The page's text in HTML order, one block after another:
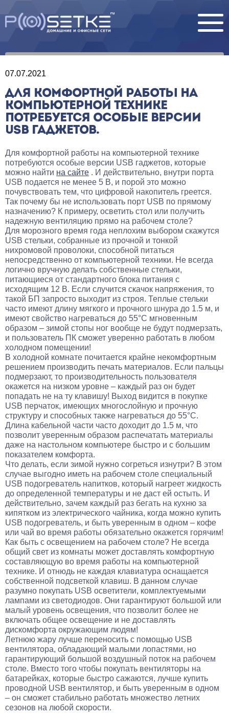
07.07.2021
ДЛЯ КОМФОРТНОЙ РАБОТЫ НА
КОМПЬЮТЕРНОЙ ТЕХНИКЕ
ПОТРЕБУЕТСЯ ОСОБЫЕ ВЕРСИИ
USB ГАДЖЕТОВ.
Для комфортной работы на компьютерной технике
потребуются особые версии USB гаджетов, которые
можно найти на сайте . И действительно, внутри порта
USB подается не менее 5 В, и порой это можно
почувствовать тем, что цифровой накопитель греется.
Так почему бы не использовать порт USB по прямому
назначению? К примеру, осветить стол или получить
надежную вентиляцию прямо на рабочем столе?
Для морозного время года неплохим выбором скажутся
USB стельки, собранные из прочной и тонкой
нихромовой проволоки, способной питаться
непосредственно от компьютерной техники. Не всегда
логично вручную делать собственные стельки,
питающиеся от стандартного блока питания с
исходящим 12 В. Если случится скачок напряжения, то
такой БП запросто выходит из строя. Теплые стельки
часто имеют длину мягкого и прочного шнура до 1.5 м, и
имеют свойство нагреваться до 55°C мгновенным
образом – зимой стопы ног вообще не будут подмерзать,
и пользователь ПК сможет уверенно работать в любом
холодном помещении!
В холодной комнате почитается крайне некомфортным
решением производить печать материалов. Если пальцы
подмерзают, то производительность пользователя
окажется на низком уровне – каждый раз он будет
попадать не на ту клавишу! Выход видится в покупке
USB перчаток, имеющих многослойную и прочную
структуру и способных также нагреваться до 55°C.
Длина кабельной части часто доходит до 1.5 м, что
позволит уверенным образом распечатать материалы
даже на настольном компьютере быстро и с большим
показателем комфорта.
Что делать, если зимой нужно согреться изнутри? В этом
случае выгодно иметь на рабочем столе специальный
USB подогреватель напитков, который нагреет жидкость
до определенной температуры и не даст ей остыть. И
действительно, зачем каждый раз бегать на кухню за
кипятком из электрического чайника, когда можно купить
USB подогреватель, и быть уверенным в одном – кофе
или чай во время работы обязательно окажется горячим!
Как быть с освещением на рабочем столе? Не всегда
общий свет из комнаты может доставлять комфортную
составляющую во время работы на компьютерной
технике. И отнюдь не каждая клавиатура оснащается
собственной подсветкой клавиш. В данном случае
разумно покупать USB осветители, комплектуемыми
лампами из светодиодов. Они гарантируют большой или
малый уровень освещения, что позволит более не
включать общее освещение и не доставлять
дискомфорта окружающим людям!
Летнюю жару лучше переносить с помощью USB
вентилятора, обладающий малыми лопастями, но
гарантирующий большой воздушный поток на рабочем
столе. Вместо того чтобы покупать вентиляторы на
батарейках, которые быстро сажаются, лучше купить
проводной USB вентилятор, и быть уверенным в одном
– он сможет стабильно работать множество летних
сезонов на любой скорости.